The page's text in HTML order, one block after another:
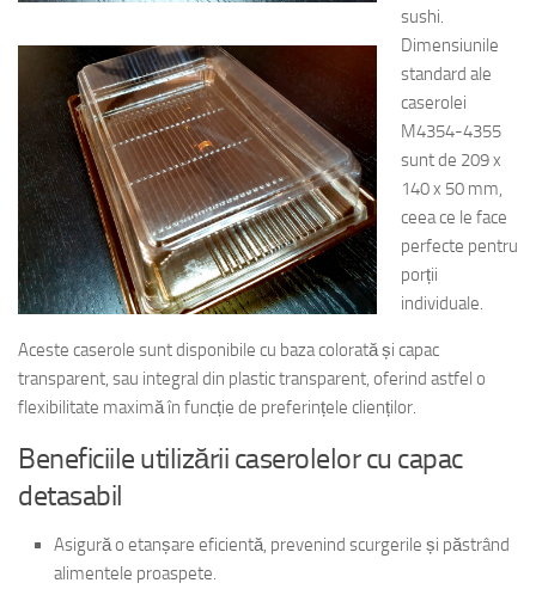
sushi.
Dimensiunile
standard ale
caserolei
M4354-4355
sunt de 209 x
140 x 50 mm,
ceea ce le face
perfecte pentru
porții
individuale.
Aceste caserole sunt disponibile cu baza colorată și capac
transparent, sau integral din plastic transparent, oferind astfel o
flexibilitate maximă în funcție de preferințele clienților.
Beneficiile utilizării caserolelor cu capac
detasabil
Asigură o etanșare eficientă, prevenind scurgerile și păstrând
alimentele proaspete.